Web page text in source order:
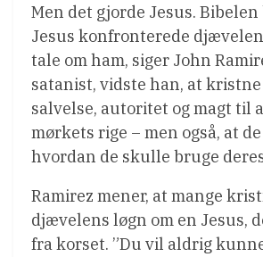
Men det gjorde Jesus.
Jesus konfronterede
tale om ham, siger John
satanist, vidste han, at
salvelse, autoritet og magt til
mørkets rige – men også, at
hvordan de skulle bruge
Ramirez mener, at mange
djævelens løgn om en Jesus,
fra korset. ”Du vil aldrig